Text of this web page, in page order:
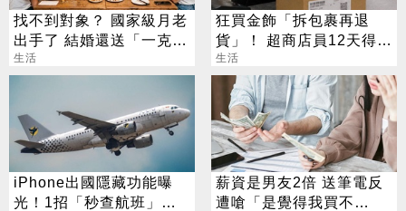
找不到對象？ 國家級月老
出手了 結婚還送「一克拉
鑽戒」
生活
狂買金飾「拆包裹再退
貨」！ 超商店員12天得手
39萬 下場出爐
生活
iPhone出國隱藏功能曝
光！1招「秒查航班」萬
薪資是男友2倍 送筆電反
遭嗆「是覺得我買不